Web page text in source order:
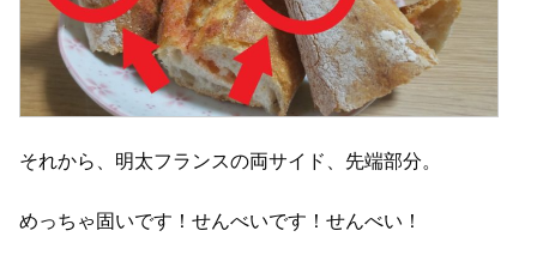
それから、明太フランスの両サイド、先端部分。
めっちゃ固いです！せんべいです！せんべい！